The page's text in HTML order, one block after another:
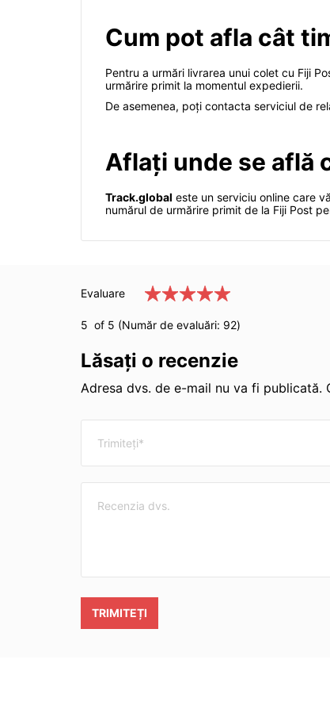
Cum pot afla cât
Pentru a urmări livrarea unui colet cu Fiji
urmărire primit la momentul expedierii.
De asemenea, poți contacta serviciul de
Aflați unde se află
Track.global este un serviciu online care
numărul de urmărire primit de la Fiji Post
Evaluare
5 of 5 (Număr de evaluări: 92)
Lăsați o recenzie
Adresa dvs. de e-mail nu va fi
TRIMITEȚI